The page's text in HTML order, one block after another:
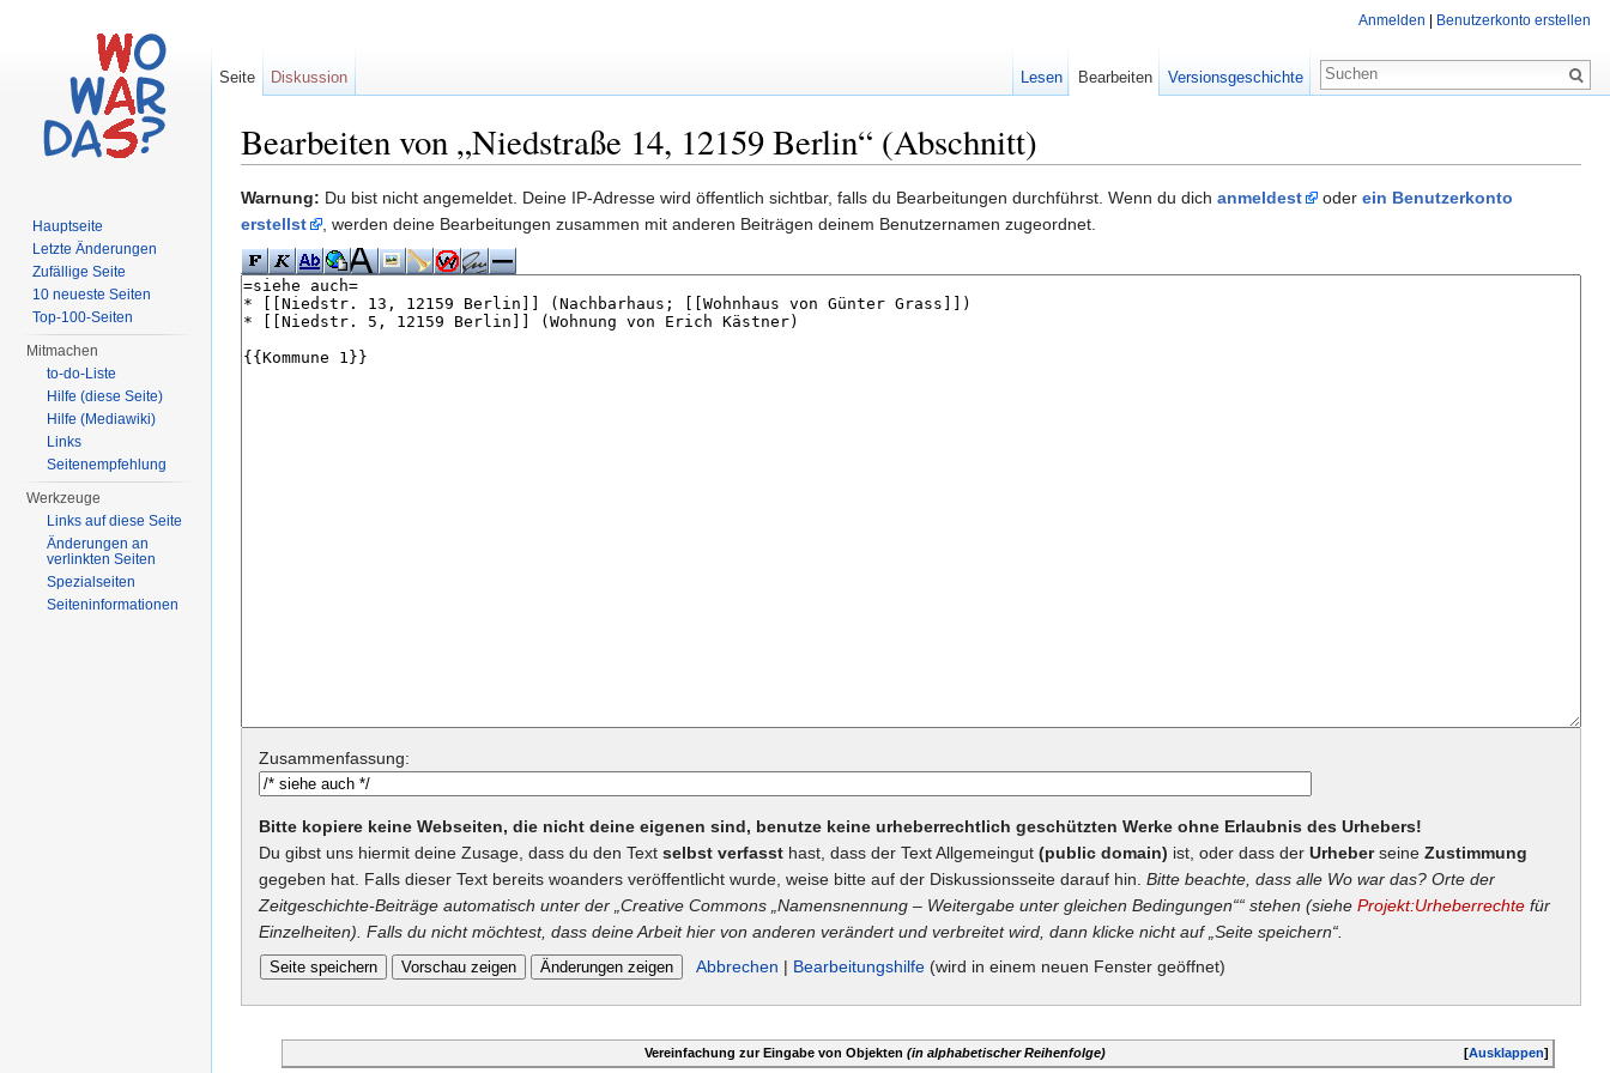
Bearbeiten von „Niedstraße 14, 12159 Berlin“ (Abschnitt)
Warnung: Du bist nicht angemeldet. Deine IP-Adresse wird öffentlich sichtbar, falls du Bearbeitungen durchführst. Wenn du dich anmeldest oder ein Benutzerkonto
erstellst
, werden deine Bearbeitungen zusammen mit anderen Beiträgen deinem Benutzernamen zugeordnet.
Zusammenfassung:
Bitte kopiere keine Webseiten, die nicht deine eigenen sind, benutze keine urheberrechtlich geschützten Werke ohne Erlaubnis des Urhebers!
Du gibst uns hiermit deine Zusage, dass du den Text selbst verfasst hast, dass der Text Allgemeingut (public domain) ist, oder dass der Urheberseine Zustimmung
gegeben hat. Falls dieser Text bereits woanders veröffentlicht wurde, weise bitte auf der Diskussionsseite darauf hin. Bitte beachte, dass alle Wo war das? Orte der
Zeitgeschichte-Beiträge automatisch unter der „Creative Commons „Namensnennung – Weitergabe unter gleichen Bedingungen““ stehen (siehe Projekt:Urheberrechte für
Einzelheiten). Falls du nicht möchtest, dass deine Arbeit hier von anderen verändert und verbreitet wird, dann klicke nicht auf „Seite speichern“.
Abbrechen | Bearbeitungshilfe (wird in einem neuen Fenster geöffnet)
[Ausklappen]
Vereinfachung zur Eingabe von Objekten (in alphabetischer Reihenfolge)
Anmelden Benutzerkonto erstellen
Seite Diskussion Lesen Bearbeiten Versionsgeschichte
Hauptseite
Letzte Änderungen
Zufällige Seite
10 neueste Seiten
Top-100-Seiten
Mitmachen
to-do-Liste
Hilfe (diese Seite)
Hilfe (Mediawiki)
Links
Seitenempfehlung
Werkzeuge
Links auf diese Seite
Änderungen an
verlinkten Seiten
Spezialseiten
Seiteninformationen